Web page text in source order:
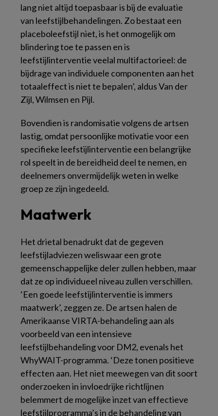
lang niet altijd toepasbaar is bij de evaluatie
van leefstijlbehandelingen. Zo bestaat een
placeboleefstijl niet, is het onmogelijk om
blindering toe te passen en is
leefstijlinterventie veelal multifactorieel: de
bijdrage van individuele componenten aan het
totaaleffect is niet te bepalen’, aldus Van der
Zijl, Wilmsen en Pijl.
Bovendien is randomisatie volgens de artsen
lastig, omdat persoonlijke motivatie voor een
specifieke leefstijlinterventie een belangrijke
rol speelt in de bereidheid deel te nemen, en
deelnemers onvermijdelijk weten in welke
groep ze zijn ingedeeld.
Maatwerk
Het drietal benadrukt dat de gegeven
leefstijladviezen weliswaar een grote
gemeenschappelijke deler zullen hebben, maar
dat ze op individueel niveau zullen verschillen.
‘Een goede leefstijlinterventie is immers
maatwerk’, zeggen ze. De artsen halen de
Amerikaanse VIRTA-behandeling aan als
voorbeeld van een intensieve
leefstijlbehandeling voor DM2, evenals het
WhyWAIT-programma. ‘Deze tonen positieve
effecten aan. Het niet meewegen van dit soort
onderzoeken in invloedrijke richtlijnen
belemmert de mogelijke inzet van effectieve
leefstijlprogramma’s in de behandeling van